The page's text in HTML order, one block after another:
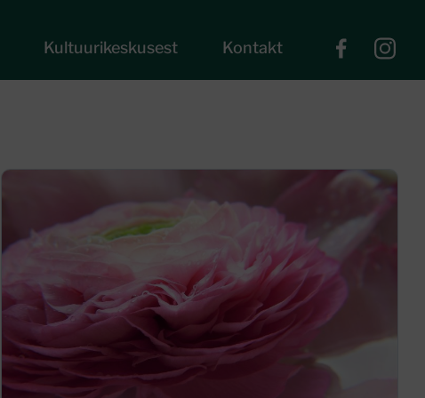
Kultuurikeskusest Kontakt